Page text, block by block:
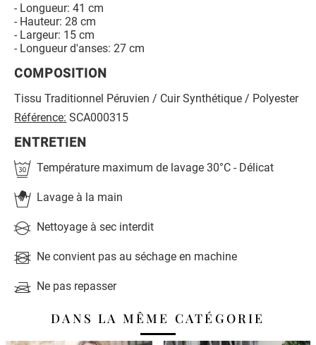
- Longueur: 41 cm
- Hauteur: 28 cm
- Largeur: 15 cm
- Longueur d'anses: 27 cm
COMPOSITION
Tissu Traditionnel Péruvien / Cuir Synthétique / Polyester
Référence: SCA000315
ENTRETIEN
Température maximum de lavage 30°C - Délicat
Lavage à la main
Nettoyage à sec interdit
Ne convient pas au séchage en machine
Ne pas repasser
DANS LA MÊME CATÉGORIE